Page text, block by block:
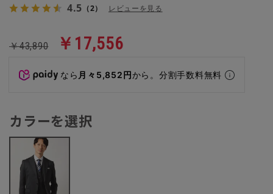
4.5 （2） レビューを見る
￥43,890 ￥17,556
なら 月々5,852円から。分割手数料無料
カラーを選択